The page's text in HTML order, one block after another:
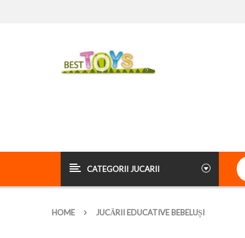
CATEGORII JUCARII
HOME JUCĂRII EDUCATIVE BEBELUȘI